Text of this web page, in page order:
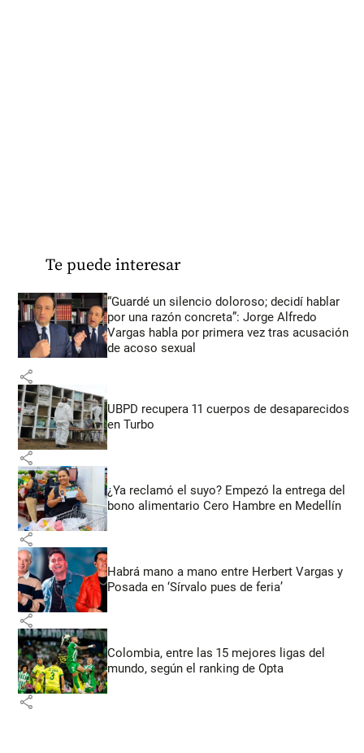
Te puede interesar
“Guardé un silencio doloroso; decidí hablar
por una razón concreta”: Jorge Alfredo
Vargas habla por primera vez tras acusación
de acoso sexual
share
UBPD recupera 11 cuerpos de desaparecidos
en Turbo
share
¿Ya reclamó el suyo? Empezó la entrega del
bono alimentario Cero Hambre en Medellín
share
Habrá mano a mano entre Herbert Vargas y
Posada en ‘Sírvalo pues de feria’
share
Colombia, entre las 15 mejores ligas del
mundo, según el ranking de Opta
share